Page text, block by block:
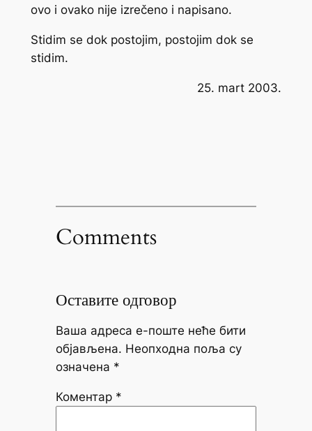
ovo i ovako nije izrečeno i napisano.
Stidim se dok postojim, postojim dok se
stidim.
25. mart 2003.
Comments
Оставите одговор
Ваша адреса е-поште неће бити
објављена. Неопходна поља су
означена *
Коментар *